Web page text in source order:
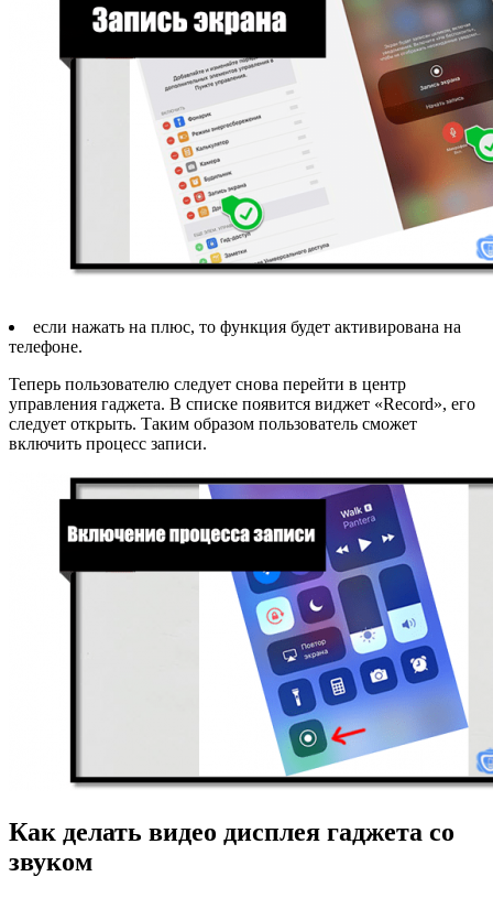
если нажать на плюс, то функция будет активирована на
телефоне.
Теперь пользователю следует снова перейти в центр
управления гаджета. В списке появится виджет «Record», его
следует открыть. Таким образом пользователь сможет
включить процесс записи.
Как делать видео дисплея гаджета со
звуком